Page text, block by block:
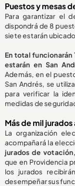
Puestos y mesas
Para garantizar el
dispondrá de 8
siete estarán
En total funcionarán
estarán en San
Además, en el
San Andrés, se
para verificar la
medidas de
Más de mil
La organización
acompañará la
jurados de
que en Providencia
los jurados
desempeñar sus